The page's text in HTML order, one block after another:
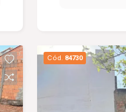
em um imóvel
distribuição
para toda a
Cód. 84730